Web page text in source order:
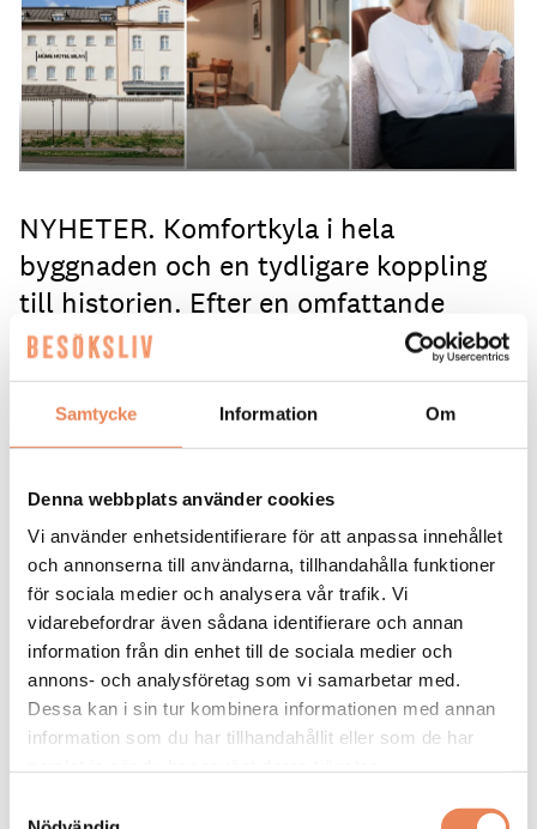
Samtycke Information Om
Denna webbplats använder cookies
Vi använder enhetsidentifierare för att anpassa innehållet
och annonserna till användarna, tillhandahålla funktioner
för sociala medier och analysera vår trafik. Vi
vidarebefordrar även sådana identifierare och annan
information från din enhet till de sociala medier och
annons- och analysföretag som vi samarbetar med.
Dessa kan i sin tur kombinera informationen med annan
information som du har tillhandahållit eller som de har
NYHETER. Komfortkyla i hela
byggnaden och en tydligare koppling
till historien. Efter en omfattande
renovering har Home Hotel Bilan i
Karlstad moderniserats – utan att
tappa sin särprägel som tidigare
fängelse.
I maj stod totalrenoveringen av Home Hotel Bilan
klar, efter ett halvårs intensivt arbete, till en
kostnad av 25,5 miljoner kronor.
Anna Sundenhammar är hotellets General Manager
och hon började arbeta i lokalerna som tidigare
rymde det gamla länsfängelset för 15 år sedan.
– När jag kom hit hade man precis renoverat
hotellet och nu var det dags igen. Det som betyder
mest är att vi dragit in komfortkyla i byggnaden.